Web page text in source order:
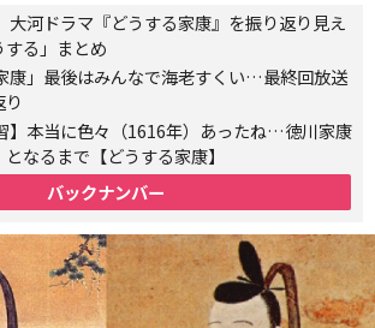
大河ドラマ『どうする家康』を振り返り見え
る」まとめ
康」最後はみんなで海老すくい…最終回放送
り
】本当に色々（1616年）あったね…徳川家康
なるまで【どうする家康】
バックナンバー